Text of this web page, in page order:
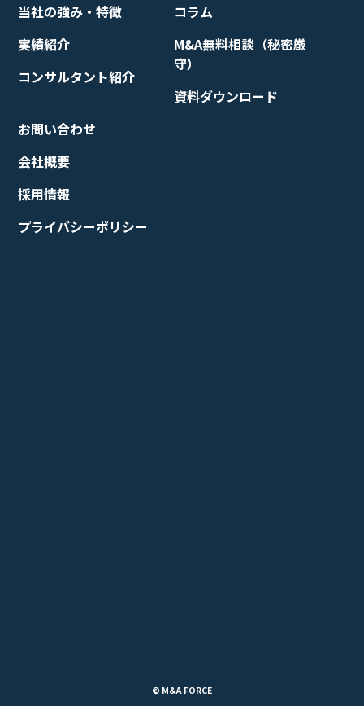
当社の強み・特徴
実績紹介
コンサルタント紹介
コラム
M&A無料相談（秘密厳
守）
資料ダウンロード
お問い合わせ
会社概要
採用情報
プライバシーポリシー
© M&A FORCE